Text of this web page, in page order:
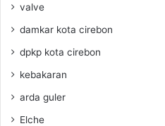
valve
damkar kota cirebon
dpkp kota cirebon
kebakaran
arda guler
Elche